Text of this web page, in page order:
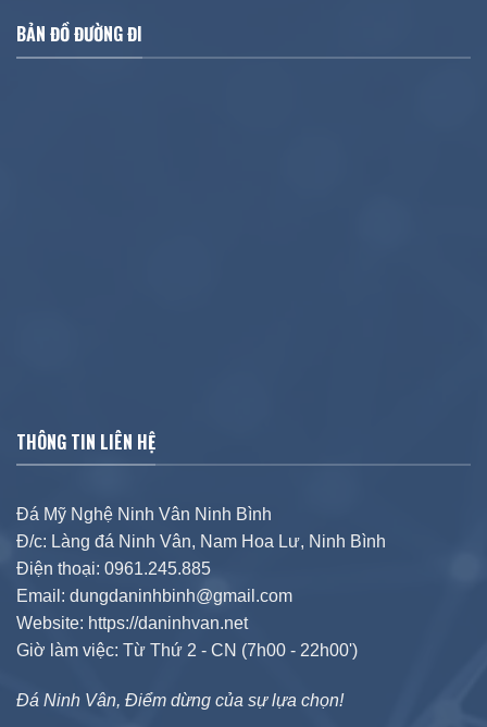
BẢN ĐỒ ĐƯỜNG ĐI
THÔNG TIN LIÊN HỆ
Đá Mỹ Nghệ Ninh Vân Ninh Bình
Đ/c: Làng đá Ninh Vân, Nam Hoa Lư, Ninh Bình
Điện thoại: 0961.245.885
Email: dungdaninhbinh@gmail.com
Website: https://daninhvan.net
Giờ làm việc: Từ Thứ 2 - CN (7h00 - 22h00')
Đá Ninh Vân, Điểm dừng của sự lựa chọn!